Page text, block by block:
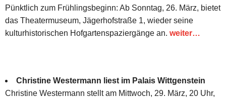
Pünktlich zum Frühlingsbeginn: Ab Sonntag, 26. März, bietet
das Theatermuseum, Jägerhofstraße 1, wieder seine
kulturhistorischen Hofgartenspaziergänge an. weiter…
Christine Westermann liest im Palais Wittgenstein
Christine Westermann stellt am Mittwoch, 29. März, 20 Uhr,